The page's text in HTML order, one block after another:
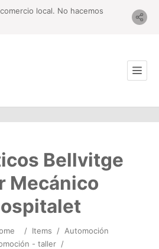
local. No hacemos
Bellvitge
Mecánico
/ Items / Automoción
- taller /